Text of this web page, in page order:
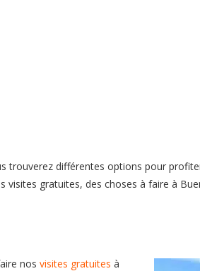
trouverez différentes options pour
visites gratuites, des choses à faire à
nos visites gratuites à